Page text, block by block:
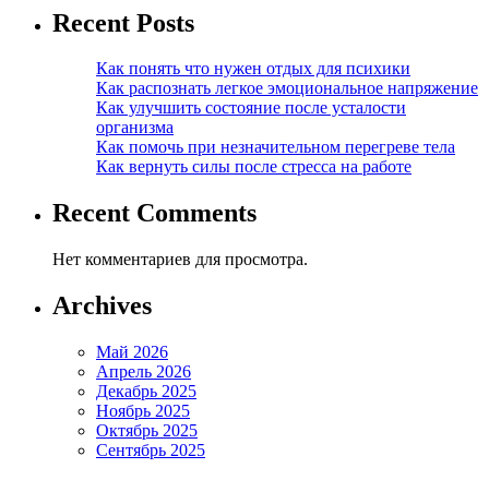
Recent Posts
Как понять что нужен отдых для психики
Как распознать легкое эмоциональное напряжение
Как улучшить состояние после усталости
организма
Как помочь при незначительном перегреве тела
Как вернуть силы после стресса на работе
Recent Comments
Нет комментариев для просмотра.
Archives
Май 2026
Апрель 2026
Декабрь 2025
Ноябрь 2025
Октябрь 2025
Сентябрь 2025